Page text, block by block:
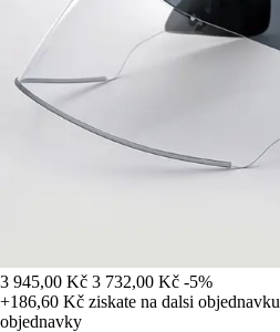
3 945,00 Kč 3 732,00 Kč -5%
+186,60 Kč ziskate na dalsi objednavku
objednavky